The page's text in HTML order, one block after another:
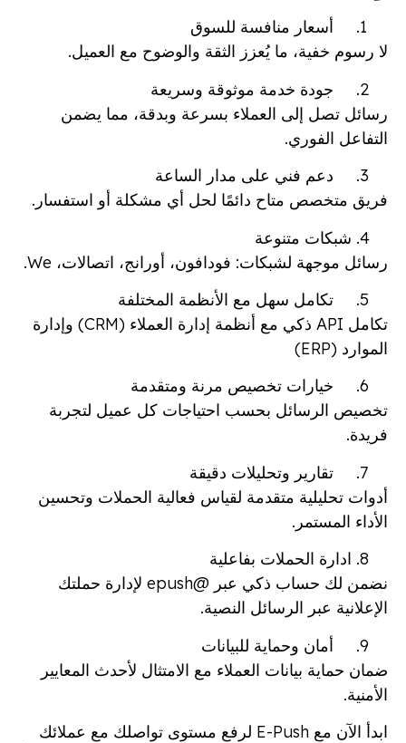
أسعار منافسة للسوق
لا رسوم خفية، ما يُعزز الثقة والوضوح مع العميل.
جودة خدمة موثوقة وسريعة
رسائل تصل إلى العملاء بسرعة وبدقة، مما يضمن
التفاعل الفوري.
دعم فني على مدار الساعة
فريق متخصص متاح دائمًا لحل أي مشكلة أو استفسار.
شبكات متنوعة
رسائل موجهة لشبكات: فودافون، أورانج، اتصالات، We.
تكامل سهل مع الأنظمة المختلفة
تكامل API ذكي مع أنظمة إدارة العملاء (CRM) وإدارة
الموارد (ERP)
خيارات تخصيص مرنة ومتقدمة
تخصيص الرسائل بحسب احتياجات كل عميل لتجربة
فريدة.
تقارير وتحليلات دقيقة
أدوات تحليلية متقدمة لقياس فعالية الحملات وتحسين
الأداء المستمر.
ادارة الحملات بفاعلية
نضمن لك حساب ذكي عبر @epush لإدارة حملتك
الإعلانية عبر الرسائل النصية.
أمان وحماية للبيانات
ضمان حماية بيانات العملاء مع الامتثال لأحدث المعايير
الأمنية.
ابدأ الآن مع E-Push لرفع مستوى تواصلك مع عملائك